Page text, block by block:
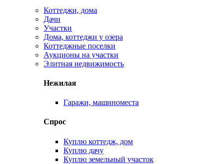
Коттеджи, дома
Дачи
Участки
Дома, коттеджи у озера
Коттеджные поселки
Аукционы на участки
Элитная недвижимость
Нежилая
Гаражи, машиноместа
Спрос
Куплю коттедж, дом
Куплю дачу
Куплю земельный участок